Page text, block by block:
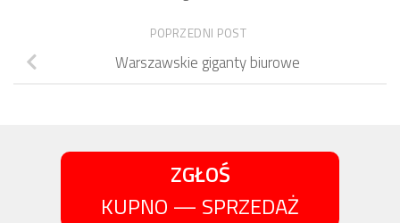
POPRZEDNI POST
Warszawskie giganty biurowe
ZGŁOŚ
KUPNO — SPRZEDAŻ